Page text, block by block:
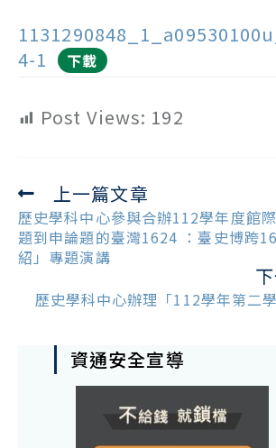
4-1
下載
Post Views: 192
Read
more
articles
上一篇文章
歷史學科中心參與合辦112學年度館
題到申論題的臺灣1624 ：臺史博跨
紹」專題演講
歷史學科中心辦理「112學年第二
資通安全宣導